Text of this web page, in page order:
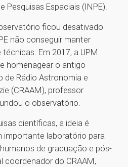
Pesquisas Espaciais (INPE).
ficou desativado
não conseguir manter
Em 2017, a UPM
homenagear o antigo
de Rádio Astronomia e
(CRAAM), professor
o observatório.
científicas, a ideia é
importante laboratório para
de graduação e pós-
coordenador do CRAAM,